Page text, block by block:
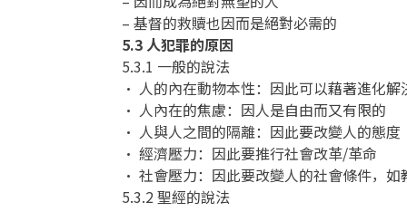
– 基督的救贖也因而是絕對必需的
5.3 人犯罪的原因
5.3.1 一般的說法
• 人的內在動物本性：因此可以藉著進化解
• 人內在的焦慮：因人是自由而又有限的
• 人與人之間的隔離：因此要改變人的態度
• 經濟壓力：因此要推行社會改革/革命
• 社會壓力：因此要改變人的社會條件，如
5.3.2 聖經的說法